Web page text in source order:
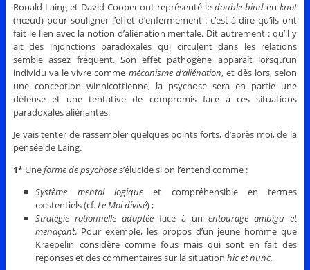
Ronald Laing et David Cooper ont représenté ledouble-bind enknot
(nœud) pour souligner l’effet d’enfermement : c’est-à-dire qu’ils ont
fait le lien avec la notion d’aliénation mentale. Dit autrement : qu’il y
ait des injonctions paradoxales qui circulent dans les relations
semble assez fréquent. Son effet pathogène apparaît lorsqu’un
individu va le vivre comme mécanisme d’aliénation, et dès lors, selon
une conception winnicottienne, la psychose sera en partie une
défense et une tentative de compromis face à ces situations
paradoxales aliénantes.
Je vais tenter de rassembler quelques points forts, d’après moi, de la
pensée de Laing.
1*Uneforme de psychoses’élucide si on l’entend comme :
Système mental logique et compréhensible en termes
existentiels (cf.Le Moi divisé) ;
Stratégie rationnelle adaptée face à unentourage ambigu et
menaçant. Pour exemple, les propos d’un jeune homme que
Kraepelin considère comme fous mais qui sont en fait des
réponses et des commentaires sur la situationhic et nunc.